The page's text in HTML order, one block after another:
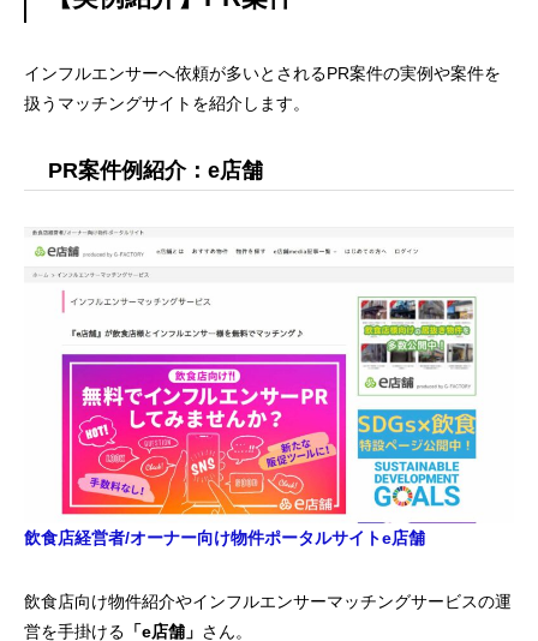
インフルエンサーへ依頼が多いとされるPR案件の実例や案件を
扱うマッチングサイトを紹介します。
PR案件例紹介：e店舗
飲食店経営者/オーナー向け物件ポータルサイトe店舗
飲食店向け物件紹介やインフルエンサーマッチングサービスの運
営を手掛ける 「e店舗」 さん。